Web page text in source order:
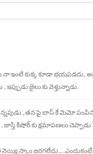
నా ఇంటి కుక్క కూడా భయపడదు,
జైలు కు వెళ్తున్నాడు.
, తన పై బాస్ కే మెమో
, జాస్తి కిషోర్ కు క్షమాపణలు చెప్పాడు
నెయ్యి స్కాం